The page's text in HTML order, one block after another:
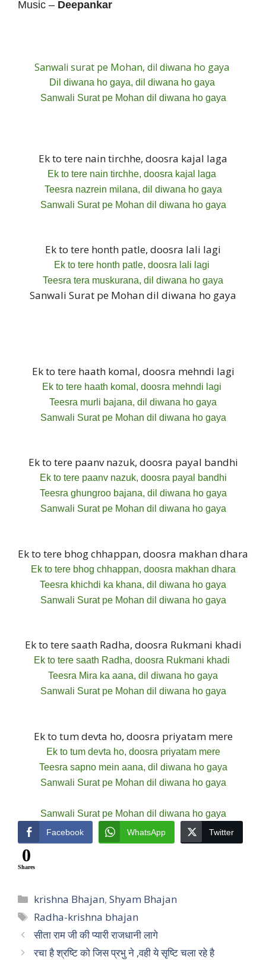
Music – Deepankar
Sanwali surat pe Mohan, dil diwana ho gaya
Dil diwana ho gaya, dil diwana ho gaya
Sanwali Surat pe Mohan dil diwana ho gaya
Ek to tere nain tirchhe, doosra kajal laga
Ek to tere nain tirchhe, doosra kajal laga
Teesra nazrein milana, dil diwana ho gaya
Sanwali Surat pe Mohan dil diwana ho gaya
Ek to tere honth patle, doosra lali lagi
Ek to tere honth patle, doosra lali lagi
Teesra tera muskurana, dil diwana ho gaya
Sanwali Surat pe Mohan dil diwana ho gaya
Ek to tere haath komal, doosra mehndi lagi
Ek to tere haath komal, doosra mehndi lagi
Teesra murli bajana, dil diwana ho gaya
Sanwali Surat pe Mohan dil diwana ho gaya
Ek to tere paanv nazuk, doosra payal bandhi
Ek to tere paanv nazuk, doosra payal bandhi
Teesra ghungroo bajana, dil diwana ho gaya
Sanwali Surat pe Mohan dil diwana ho gaya
Ek to tere bhog chhappan, doosra makhan dhara
Ek to tere bhog chhappan, doosra makhan dhara
Teesra khichdi ka khana, dil diwana ho gaya
Sanwali Surat pe Mohan dil diwana ho gaya
Ek to tere saath Radha, doosra Rukmani khadi
Ek to tere saath Radha, doosra Rukmani khadi
Teesra Mira ka aana, dil diwana ho gaya
Sanwali Surat pe Mohan dil diwana ho gaya
Ek to tum devta ho, doosra priyatam mere
Ek to tum devta ho, doosra priyatam mere
Teesra sapno mein aana, dil diwana ho gaya
Sanwali Surat pe Mohan dil diwana ho gaya
Sanwali Surat pe Mohan dil diwana ho gaya
Facebook WhatsApp Twitter
0
Shares
Categories
krishna Bhajan,Shyam Bhajan
Tags
Radha-krishna bhajan
सीता राम जी की प्यारी राजधानी लागे
रचा है श्रष्टि को जिस प्रभु ने ,वही ये सृष्टि चला रहे है